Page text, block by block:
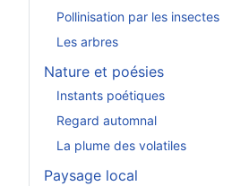
Pollinisation par les insectes
Les arbres
Nature et poésies
Instants poétiques
Regard automnal
La plume des volatiles
Paysage local